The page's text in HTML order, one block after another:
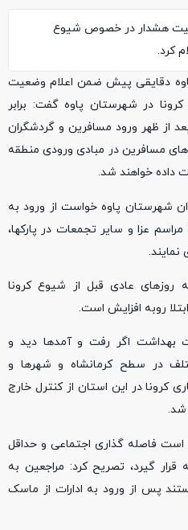
هشدار در خصوص شیوع
کرد.
پاوه دقایقی پیش ضمن اعلام وضعیت
در شهرستان پاوه گفت: برابر
مربوطه از فردا ساعت ۲ بعد از ظهر ورود مسافرین و گردشگران
مسافرین در مبادی ورودی منطقه
داده خواهند شد.
شهرستان پاوه خواست از ورود به
عزا و سایر تجمعات در پارکها،
نمایند.
روزهای عادی قبل از شیوع کرونا
روبه افزایش است.
بهداشت اگر رفت و آمدها دید و
در سطح کرمانشاه و شهرها و
کرونا در این استان از کنترل خارج
شد.
است فاصله گذاری اجتماعی و حداقل
گیرد، تصریح کرد: مراجعین به
پس از ورود به ادارات از ماسک